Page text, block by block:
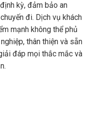
kỳ, đảm bảo an
đi. Dịch vụ khách
mạnh không thể phủ
thân thiện và sẵn
đáp mọi thắc mắc và